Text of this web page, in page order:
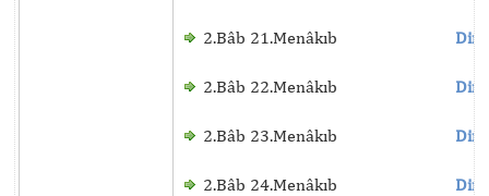
2.Bâb 21.Menâkıb
2.Bâb 22.Menâkıb
2.Bâb 23.Menâkıb
2.Bâb 24.Menâkıb